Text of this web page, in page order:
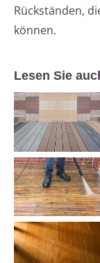
Rückständen,
können.
Lesen Sie